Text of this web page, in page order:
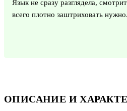
ОПИСАНИЕ И
Язык не сразу разглядела,
всего плотно заштриховать нужно.